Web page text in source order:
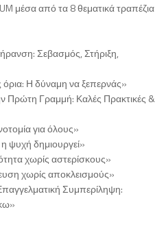
μέσα από τα 8 θεματικά τραπέζια
Σεβασμός, Στήριξη,
Η δύναμη να ξεπερνάς»
Πρώτη Γραμμή: Καλές Πρακτικές &
για όλους»
ψυχή δημιουργεί»
χωρίς αστερίσκους»
χωρίς αποκλεισμούς»
Συμπερίληψη: